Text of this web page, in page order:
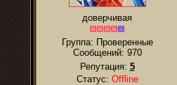
доверчивая
Группа: Проверенные
Сообщений: 970
Репутация: 5
Статус: Offline